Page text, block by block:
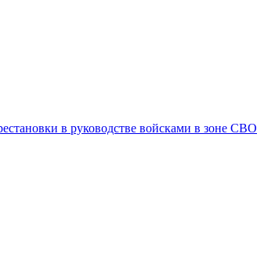
в руководстве войсками в зоне СВО